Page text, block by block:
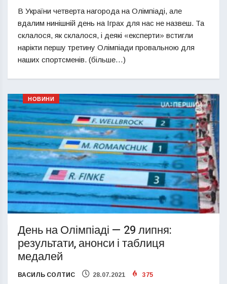
В України четверта нагорода на Олімпіаді, але
вдалим нинішній день на Іграх для нас не назвеш. Та
склалося, як склалося, і деякі «експерти» встигли
нарікти першу третину Олімпіади провальною для
наших спортсменів. (більше…)
НОВИНИ
День на Олімпіаді — 29 липня:
результати, анонси і таблиця
медалей
ВАСИЛЬ СОЛТИС 28.07.2021 375